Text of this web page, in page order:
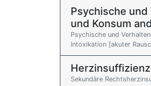
Psychische
und Konsum
Psychische und
Intoxikation [akuter
Herzinsuffizienz
Sekundäre